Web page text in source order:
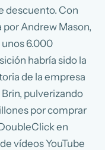
descuento. Con
Andrew Mason,
unos 6.000
habría sido la
de la empresa
pulverizando
por comprar
en
vídeos YouTube